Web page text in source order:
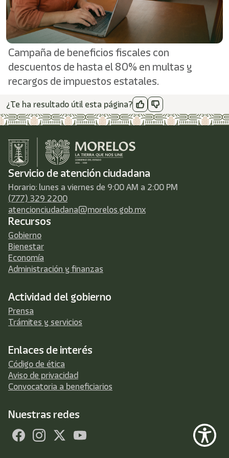
Este
acceso
directo
activa
lector
pantalla
ayudarle
a
navegar
interactuar
con
contenido.
Campaña de beneficios fiscales con
descuentos de hasta el 80% en multas y
recargos de impuestos estatales.
¿Te ha resultado útil esta página?
Servicio de atención ciudadana
Horario: lunes a viernes de 9:00 AM a 2:00 PM
(777) 329 2200
atencionciudadana@morelos.gob.mx
Recursos
Gobierno
Bienestar
Economía
Administración y finanzas
Actividad del gobierno
Prensa
Trámites y servicios
Enlaces de interés
Código de ética
Aviso de privacidad
Convocatoria a beneficiarios
Nuestras redes